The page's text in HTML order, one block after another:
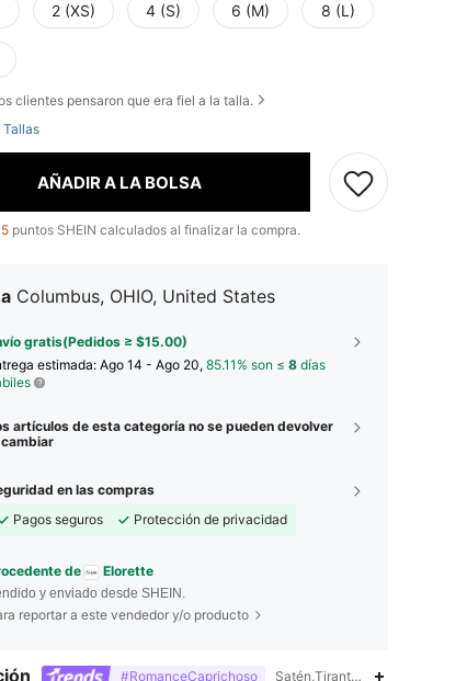
2 (XS) 4 (S) 6 (M) 8 (L)
clientes pensaron que era fiel a la talla.
Tallas
AÑADIR A LA BOLSA
5 puntos SHEIN calculados al finalizar la compra.
Columbus, OHIO, United States
gratis(Pedidos ≥ $15.00)
estimada:Ago 14 - Ago 20, 85.11% son ≤ 8 días
artículos de esta categoría no se pueden devolver
en las compras
Pagos seguros
Protección de privacidad
de Elorette
y enviado desde SHEIN.
reportar a este vendedor y/o producto
#RomanceCaprichoso Satén,Tirantes finos,Largo/a